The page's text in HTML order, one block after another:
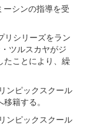
ーシンの指導を受
リシリーズをラン
ツルスカヤがジ
たことにより、繰
ンピックスクール
籍する。
ンピックスクール